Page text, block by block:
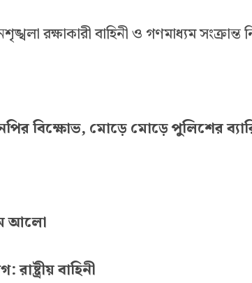
রক্ষাকারী বাহিনী ও গণমাধ্যম সংক্রান্ত
বিক্ষোভ, মোড়ে মোড়ে পুলিশের
আলো
রাষ্ট্রীয় বাহিনী